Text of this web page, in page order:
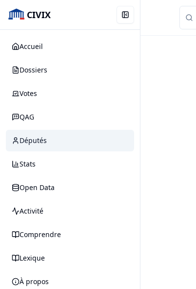
CIVIX
Accueil
Dossiers
Votes
QAG
Députés
Stats
Open Data
Activité
Comprendre
Lexique
À propos